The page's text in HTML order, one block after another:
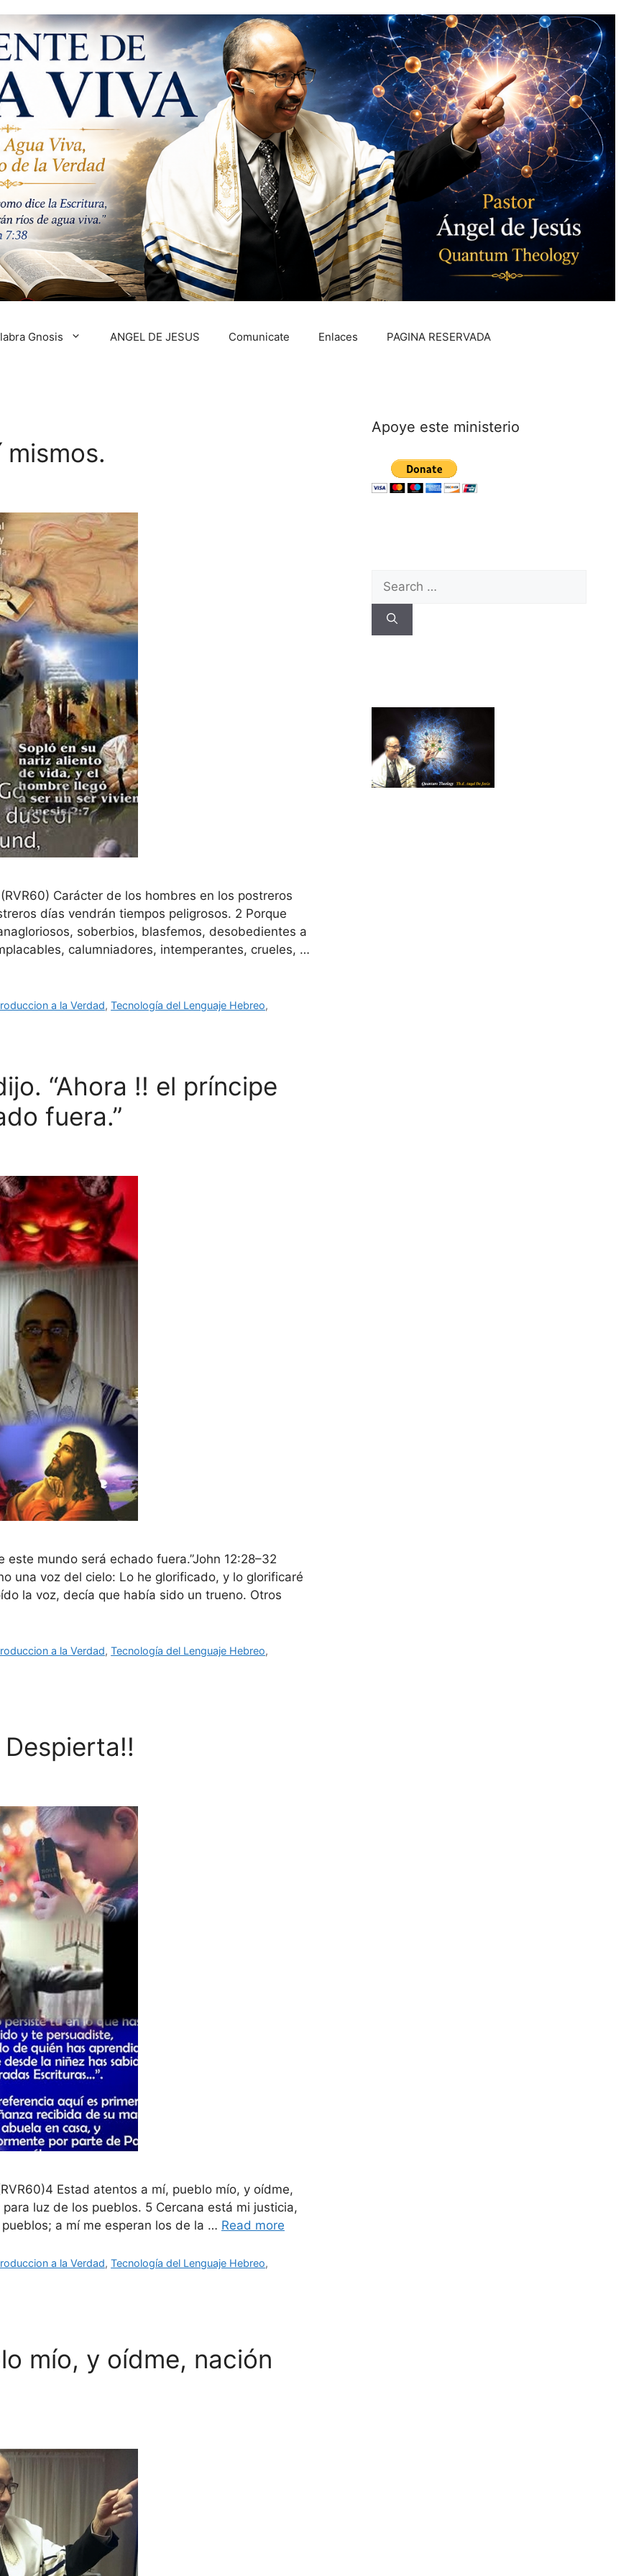
Gnosis ANGEL DE JESUS Comunicate Enlaces PAGINA RESERVADA
Carácter de los hombres en los postreros
días vendrán tiempos peligrosos. 2 Porque
soberbios, blasfemos, desobedientes a
calumniadores, intemperantes, crueles, …
a la Verdad,Tecnología del Lenguaje Hebreo,
“Ahora !! el príncipe
fuera.”
mundo será echado fuera.”John 12:28–32
una voz del cielo: Lo he glorificado, y lo glorificaré
la voz, decía que había sido un trueno. Otros
a la Verdad,Tecnología del Lenguaje Hebreo,
Estad atentos a mí, pueblo mío, y oídme,
luz de los pueblos. 5 Cercana está mi justicia,
a mí me esperan los de la … Read more
a la Verdad,Tecnología del Lenguaje Hebreo,
mío, y oídme, nación
Apoye este ministerio
for: